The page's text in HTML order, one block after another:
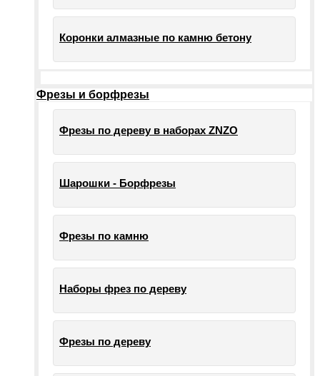
Коронки алмазные по камню бетону
Фрезы и борфрезы
Фрезы по дереву в наборах ZNZO
Шарошки - Борфрезы
Фрезы по камню
Наборы фрез по дереву
Фрезы по дереву